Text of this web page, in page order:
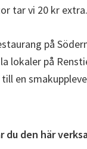
tar vi 20 kr extra.
på
lokaler på
en
du den här